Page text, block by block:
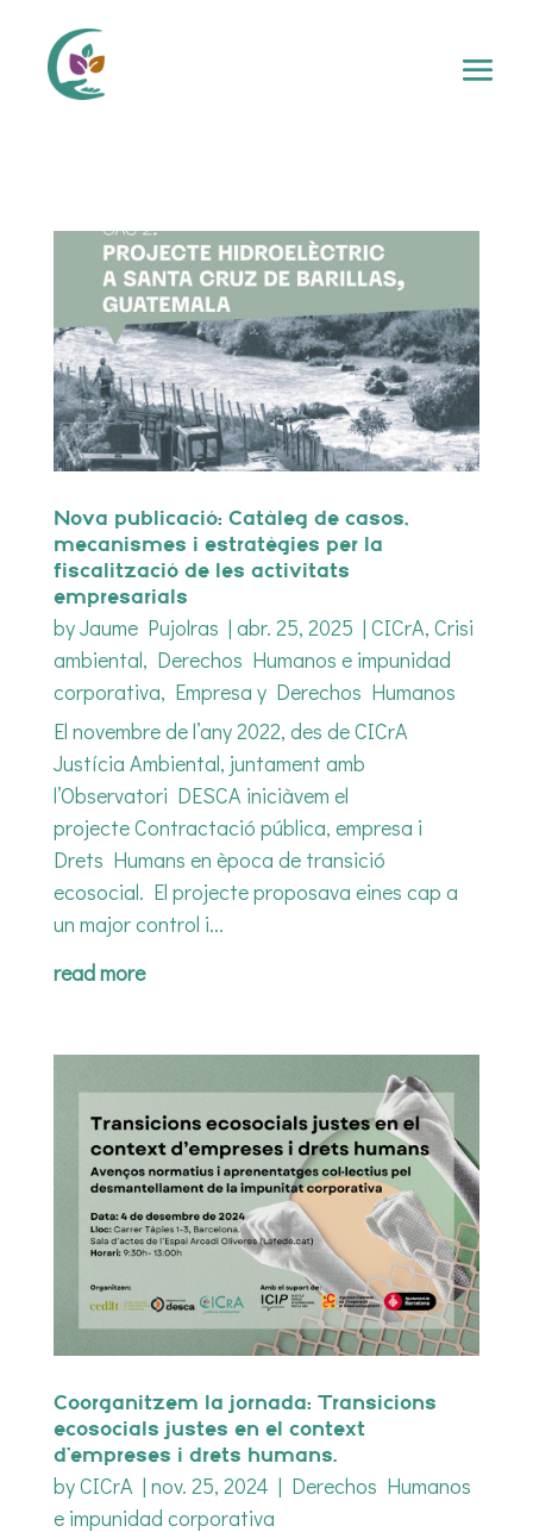
Nova publicació: Catàleg de casos,
mecanismes i estratègies per la
fiscalització de les activitats
empresarials
byJaume Pujolras | abr. 25, 2025 | CICrA, Crisi
ambiental, Derechos Humanos e impunidad
corporativa, Empresa y Derechos Humanos
El novembre de l’any 2022, des de CICrA
Justícia Ambiental, juntament amb
l’Observatori DESCA iniciàvem el
projecte Contractació pública, empresa i
Drets Humans en època de transició
ecosocial. El projecte proposava eines cap a
un major control i...
read more
Coorganitzem la jornada: Transicions
ecosocials justes en el context
d’empreses i drets humans.
byCICrA | nov. 25, 2024 | Derechos Humanos
e impunidad corporativa